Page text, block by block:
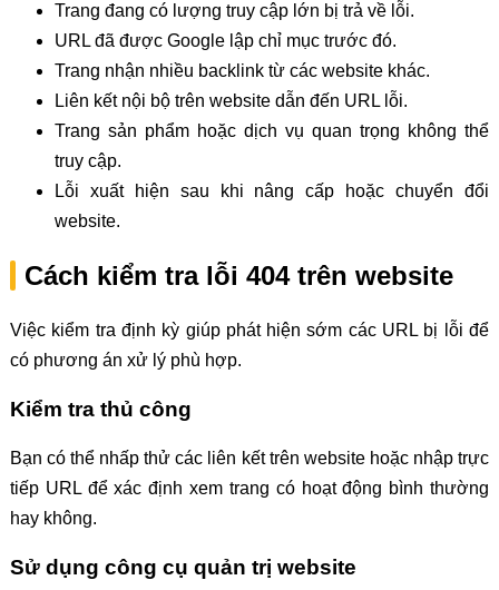
Trang đang có lượng truy cập lớn bị trả về lỗi.
URL đã được Google lập chỉ mục trước đó.
Trang nhận nhiều backlink từ các website khác.
Liên kết nội bộ trên website dẫn đến URL lỗi.
Trang sản phẩm hoặc dịch vụ quan trọng không thể
truy cập.
Lỗi xuất hiện sau khi nâng cấp hoặc chuyển đổi
website.
Cách kiểm tra lỗi 404 trên website
Việc kiểm tra định kỳ giúp phát hiện sớm các URL bị lỗi để
có phương án xử lý phù hợp.
Kiểm tra thủ công
Bạn có thể nhấp thử các liên kết trên website hoặc nhập trực
tiếp URL để xác định xem trang có hoạt động bình thường
hay không.
Sử dụng công cụ quản trị website